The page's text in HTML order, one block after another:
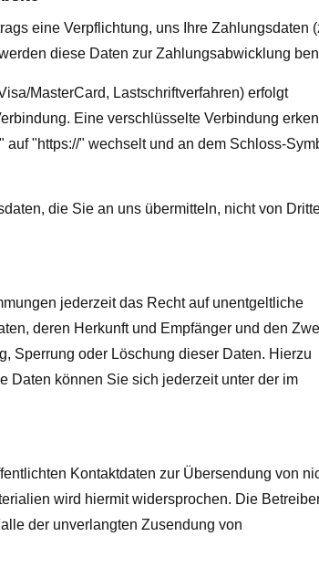
eine Verpflichtung, uns Ihre Zahlungsdaten
diese Daten zur Zahlungsabwicklung
MasterCard, Lastschriftverfahren) erfolgt
Eine verschlüsselte Verbindung
"https://" wechselt und an dem Schloss-
die Sie an uns übermitteln, nicht von
jederzeit das Recht auf unentgeltliche
deren Herkunft und Empfänger und den
Sperrung oder Löschung dieser Daten. Hierzu
Daten können Sie sich jederzeit unter der im
Kontaktdaten zur Übersendung von
wird hiermit widersprochen. Die
der unverlangten Zusendung von